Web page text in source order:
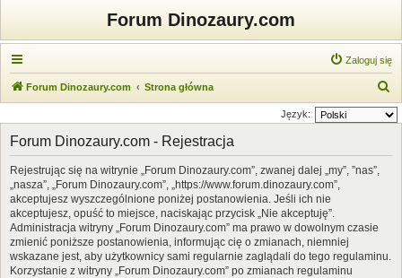
Forum Dinozaury.com
Zaloguj się
Forum Dinozaury.com Strona główna
z
Język:
Forum Dinozaury.com - Rejestracja
Rejestrując się na witrynie „Forum Dinozaury.com”, zwanej dalej „my”, ”nas”,
„nasza”, „Forum Dinozaury.com”, „https://www.forum.dinozaury.com”,
akceptujesz wyszczególnione poniżej postanowienia. Jeśli ich nie
akceptujesz, opuść to miejsce, naciskając przycisk „Nie akceptuję”.
Administracja witryny „Forum Dinozaury.com” ma prawo w dowolnym czasie
zmienić poniższe postanowienia, informując cię o zmianach, niemniej
wskazane jest, aby użytkownicy sami regularnie zaglądali do tego regulaminu.
Korzystanie z witryny „Forum Dinozaury.com” po zmianach regulaminu